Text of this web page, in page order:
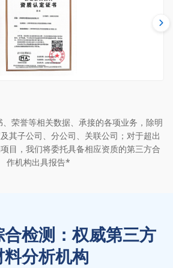
荣誉等相关数据、承接的各项业务，除明
其子公司、分公司、关联公司；对于超出
目，我们将委托具备相应资质的第三方合
作机构出具报告*
检测：权威第三方
料分析机构